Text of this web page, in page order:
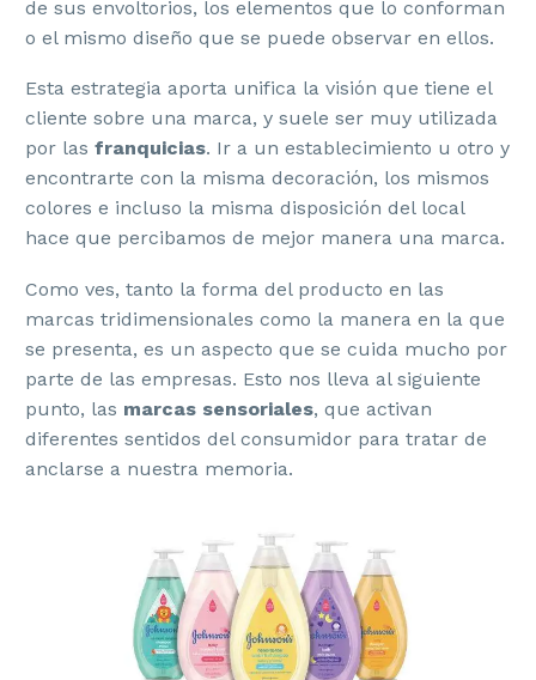
de sus envoltorios, los elementos que lo conforman
o el mismo diseño que se puede observar en ellos.
Esta estrategia aporta unifica la visión que tiene el
cliente sobre una marca, y suele ser muy utilizada
por las franquicias. Ir a un establecimiento u otro y
encontrarte con la misma decoración, los mismos
colores e incluso la misma disposición del local
hace que percibamos de mejor manera una marca.
Como ves, tanto la forma del producto en las
marcas tridimensionales como la manera en la que
se presenta, es un aspecto que se cuida mucho por
parte de las empresas. Esto nos lleva al siguiente
punto, las marcas sensoriales, que activan
diferentes sentidos del consumidor para tratar de
anclarse a nuestra memoria.